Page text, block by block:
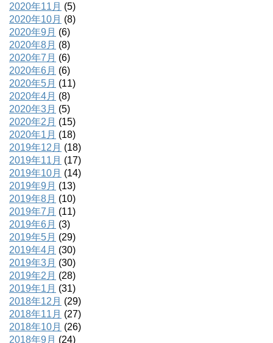
2020年11月 (5)
2020年10月 (8)
2020年9月 (6)
2020年8月 (8)
2020年7月 (6)
2020年6月 (6)
2020年5月 (11)
2020年4月 (8)
2020年3月 (5)
2020年2月 (15)
2020年1月 (18)
2019年12月 (18)
2019年11月 (17)
2019年10月 (14)
2019年9月 (13)
2019年8月 (10)
2019年7月 (11)
2019年6月 (3)
2019年5月 (29)
2019年4月 (30)
2019年3月 (30)
2019年2月 (28)
2019年1月 (31)
2018年12月 (29)
2018年11月 (27)
2018年10月 (26)
2018年9月 (24)